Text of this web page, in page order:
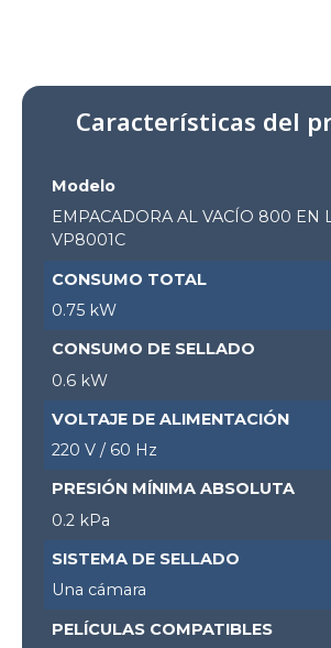
Características del
Modelo
EMPACADORA AL VACÍO 800 EN
VP8001C
CONSUMO TOTAL
0.75 kW
CONSUMO DE SELLADO
0.6 kW
VOLTAJE DE ALIMENTACIÓN
220 V / 60 Hz
PRESIÓN MÍNIMA ABSOLUTA
0.2 kPa
SISTEMA DE SELLADO
Una cámara
PELÍCULAS COMPATIBLES